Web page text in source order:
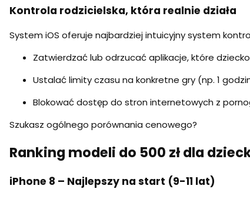
Kontrola rodzicielska, która realnie działa
System iOS oferuje najbardziej intuicyjny system
Zatwierdzać lub odrzucać aplikacje, które
Ustalać limity czasu na konkretne gry (np. 1
Blokować dostęp do stron internetowych z
Szukasz ogólnego porównania cenowego?
Ranking modeli do 500 zł dla
iPhone 8 – Najlepszy na start (9-11 lat)